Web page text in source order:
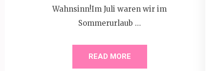
Wahnsinn!Im Juli waren wir im
Sommerurlaub …
READ MORE